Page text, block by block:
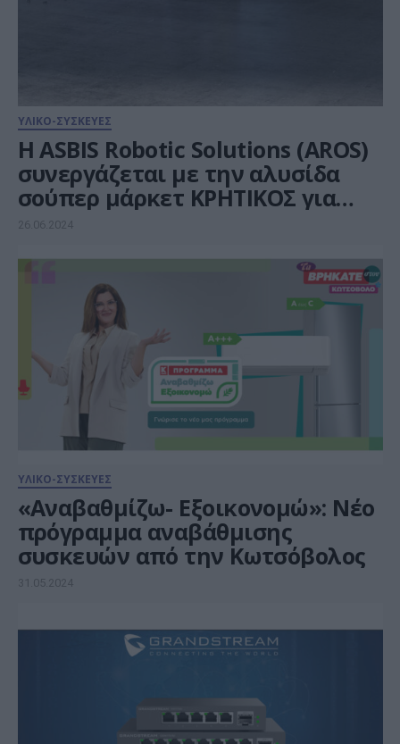
ΥΛΙΚΟ-ΣΥΣΚΕΥΕΣ
Η ASBIS Robotic Solutions (AROS)
συνεργάζεται με την αλυσίδα
σούπερ μάρκετ KΡΗΤΙΚΟΣ για
τεχνολογία αυτόνομου
της
26.06.2024
ΥΛΙΚΟ-ΣΥΣΚΕΥΕΣ
«Αναβαθμίζω- Εξοικονομώ»: Νέο
πρόγραμμα αναβάθμισης
συσκευών από την Κωτσόβολος
31.05.2024